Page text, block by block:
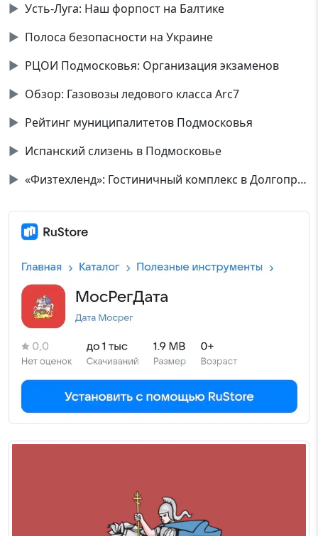
▶ Усть-Луга: Наш форпост на Балтике
▶ Полоса безопасности на Украине
▶ РЦОИ Подмосковья: Организация экзаменов
▶ Обзор: Газовозы ледового класса Аrc7
▶ Рейтинг муниципалитетов Подмосковья
▶ Испанский слизень в Подмосковье
▶
«Физтехленд»: Гостиничный комплекс в Долгопрудном